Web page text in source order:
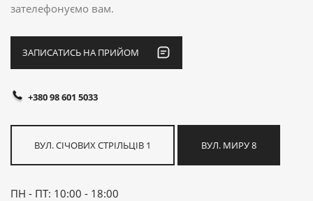
зателефонуємо вам.
ЗАПИСАТИСЬ НА ПРИЙОМ
+380 98 601 5033
ВУЛ. СІЧОВИХ СТРІЛЬЦІВ 1 ВУЛ. МИРУ 8
ПН - ПТ: 10:00 - 18:00